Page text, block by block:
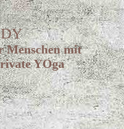
Menschen mit
YOga